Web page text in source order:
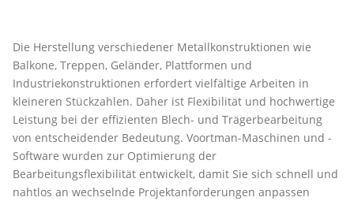
Die Herstellung verschiedener Metallkonstruktionen wie
Balkone, Treppen, Geländer, Plattformen und
Industriekonstruktionen erfordert vielfältige Arbeiten in
kleineren Stückzahlen. Daher ist Flexibilität und hochwertige
Leistung bei der effizienten Blech- und Trägerbearbeitung
von entscheidender Bedeutung. Voortman-Maschinen und -
Software wurden zur Optimierung der
Bearbeitungsflexibilität entwickelt, damit Sie sich schnell und
nahtlos an wechselnde Projektanforderungen anpassen